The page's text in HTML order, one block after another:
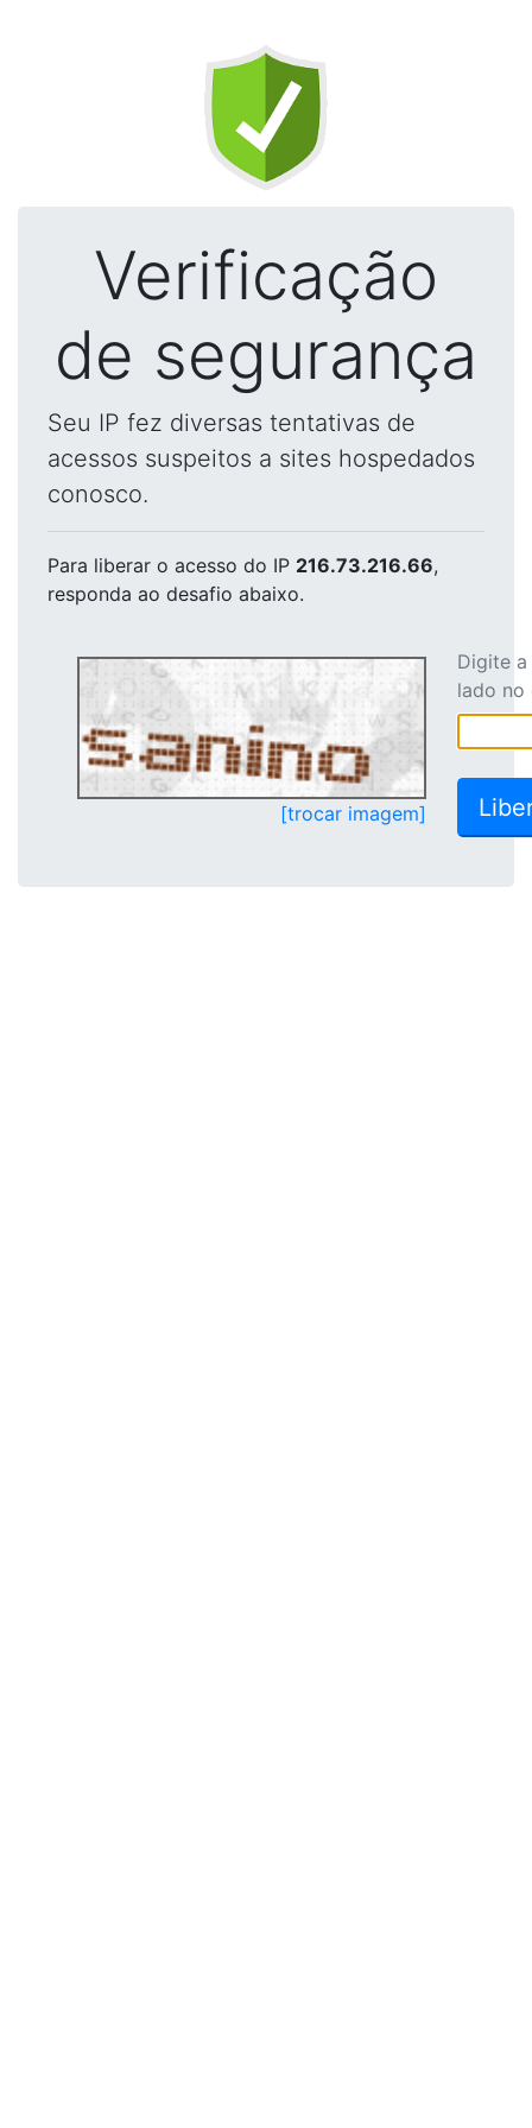
Verificação
de segurança
Seu IP fez diversas tentativas de
acessos suspeitos a sites hospedados
conosco.
Para liberar o acesso do IP 216.73.216.66,
responda ao desafio abaixo.
[trocar imagem]
Digite
lado no